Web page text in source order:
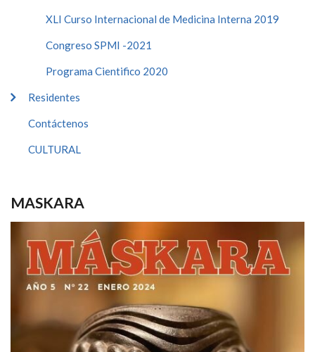
XLI Curso Internacional de Medicina Interna 2019
Congreso SPMI -2021
Programa Cientifico 2020
Residentes
Contáctenos
CULTURAL
MASKARA